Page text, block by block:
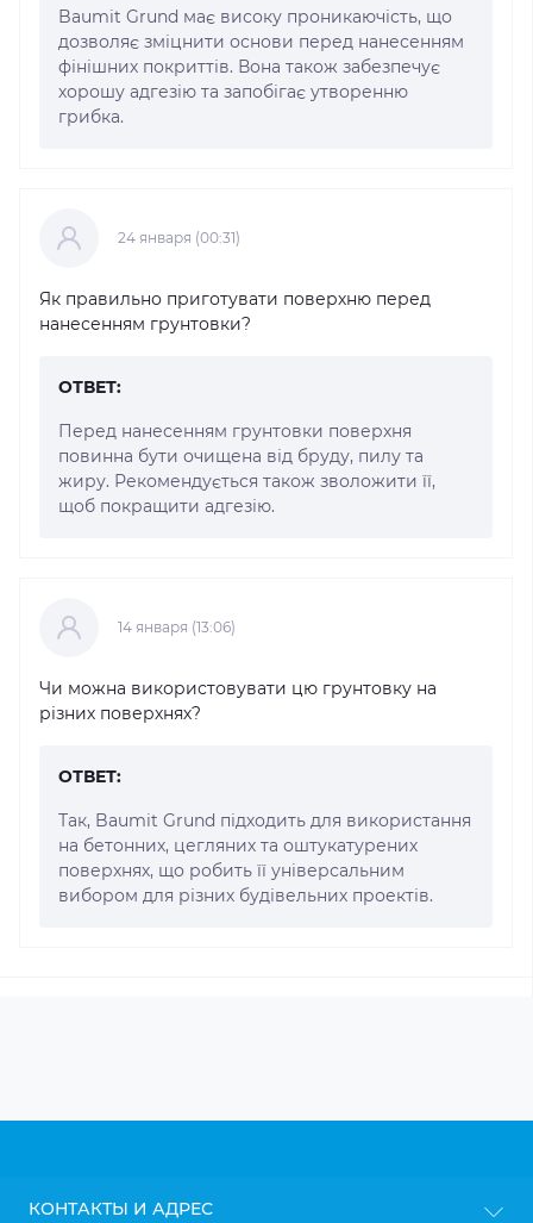
Baumit Grund має високу проникаючість, що
дозволяє зміцнити основи перед нанесенням
фінішних покриттів. Вона також забезпечує
хорошу адгезію та запобігає утворенню
грибка.
24 января (00:31)
Як правильно приготувати поверхню перед
нанесенням грунтовки?
ОТВЕТ:
Перед нанесенням грунтовки поверхня
повинна бути очищена від бруду, пилу та
жиру. Рекомендується також зволожити її,
щоб покращити адгезію.
14 января (13:06)
Чи можна використовувати цю грунтовку на
різних поверхнях?
ОТВЕТ:
Так, Baumit Grund підходить для використання
на бетонних, цегляних та оштукатурених
поверхнях, що робить її універсальним
вибором для різних будівельних проектів.
КОНТАКТЫ И АДРЕС